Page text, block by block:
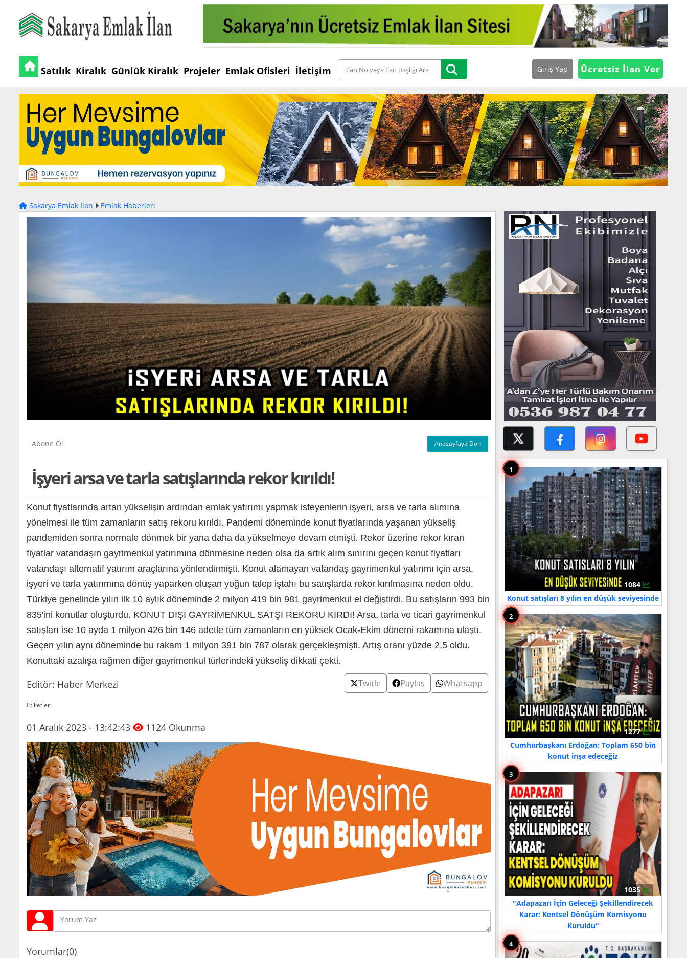
Satılık Kiralık Günlük Kiralık Projeler Emlak Ofisleri İletişim Giriş Yap Ücretsiz İlan Ver
Sakarya Emlak İlan Emlak Haberleri
Abone Ol Anasayfaya Dön
İşyeri arsa ve tarla satışlarında rekor kırıldı!
Konut fiyatlarında artan yükselişin ardından emlak yatırımı yapmak isteyenlerin işyeri, arsa ve tarla alımına
yönelmesi ile tüm zamanların satış rekoru kırıldı. Pandemi döneminde konut fiyatlarında yaşanan yükseliş
pandemiden sonra normale dönmek bir yana daha da yükselmeye devam etmişti. Rekor üzerine rekor kıran
fiyatlar vatandaşın gayrimenkul yatırımına dönmesine neden olsa da artık alım sınırını geçen konut fiyatları
vatandaşı alternatif yatırım araçlarına yönlendirmişti. Konut alamayan vatandaş gayrimenkul yatırımı için arsa,
işyeri ve tarla yatırımına dönüş yaparken oluşan yoğun talep iştahı bu satışlarda rekor kırılmasına neden oldu.
Türkiye genelinde yılın ilk 10 aylık döneminde 2 milyon 419 bin 981 gayrimenkul el değiştirdi. Bu satışların 993 bin
835'ini konutlar oluşturdu. KONUT DIŞI GAYRİMENKUL SATŞI REKORU KIRDI! Arsa, tarla ve ticari gayrimenkul
satışları ise 10 ayda 1 milyon 426 bin 146 adetle tüm zamanların en yüksek Ocak-Ekim dönemi rakamına ulaştı.
Geçen yılın aynı döneminde bu rakam 1 milyon 391 bin 787 olarak gerçekleşmişti. Artış oranı yüzde 2,5 oldu.
Konuttaki azalışa rağmen diğer gayrimenkul türlerindeki yükseliş dikkati çekti.
Editör: Haber Merkezi Twitle Paylaş Whatsapp
Etiketler:
01 Aralık 2023 - 13:42:43 1124 Okunma
Yorumlar(0)
1
1084
Konut satışları 8 yılın en düşük seviyesinde
2
1277
Cumhurbaşkanı Erdoğan: Toplam 650 bin
konut inşa edeceğiz
3
1035
"Adapazarı İçin Geleceği Şekillendirecek
Karar: Kentsel Dönüşüm Komisyonu
Kuruldu"
4